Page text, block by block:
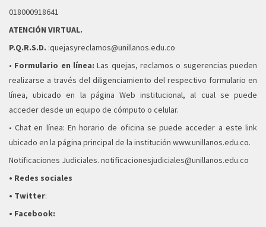
018000918641
ATENCIÓN VIRTUAL.
P.Q.R.S.D. :quejasyreclamos@unillanos.edu.co
• Formulario en línea: Las quejas, reclamos o sugerencias pueden
realizarse a través del diligenciamiento del respectivo formulario en
línea, ubicado en la página Web institucional, al cual se puede
acceder desde un equipo de cómputo o celular.
• Chat en línea: En horario de oficina se puede acceder a este link
ubicado en la página principal de la institución www.unillanos.edu.co.
Notificaciones Judiciales. notificacionesjudiciales@unillanos.edu.co
• Redes sociales
• Twitter:
• Facebook: